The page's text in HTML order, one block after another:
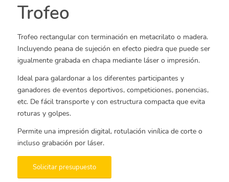
Trofeo
Trofeo rectangular con terminación en metacrilato o madera.
Incluyendo peana de sujeción en efecto piedra que puede ser
igualmente grabada en chapa mediante láser o impresión.
Ideal para galardonar a los diferentes participantes y
ganadores de eventos deportivos, competiciones, ponencias,
etc. De fácil transporte y con estructura compacta que evita
roturas y golpes.
Permite una impresión digital, rotulación vinílica de corte o
incluso grabación por láser.
Solicitar presupuesto